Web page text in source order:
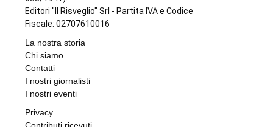
Editori "Il Risveglio" Srl - Partita IVA e Codice
Fiscale: 02707610016
La nostra storia
Chi siamo
Contatti
I nostri giornalisti
I nostri eventi
Privacy